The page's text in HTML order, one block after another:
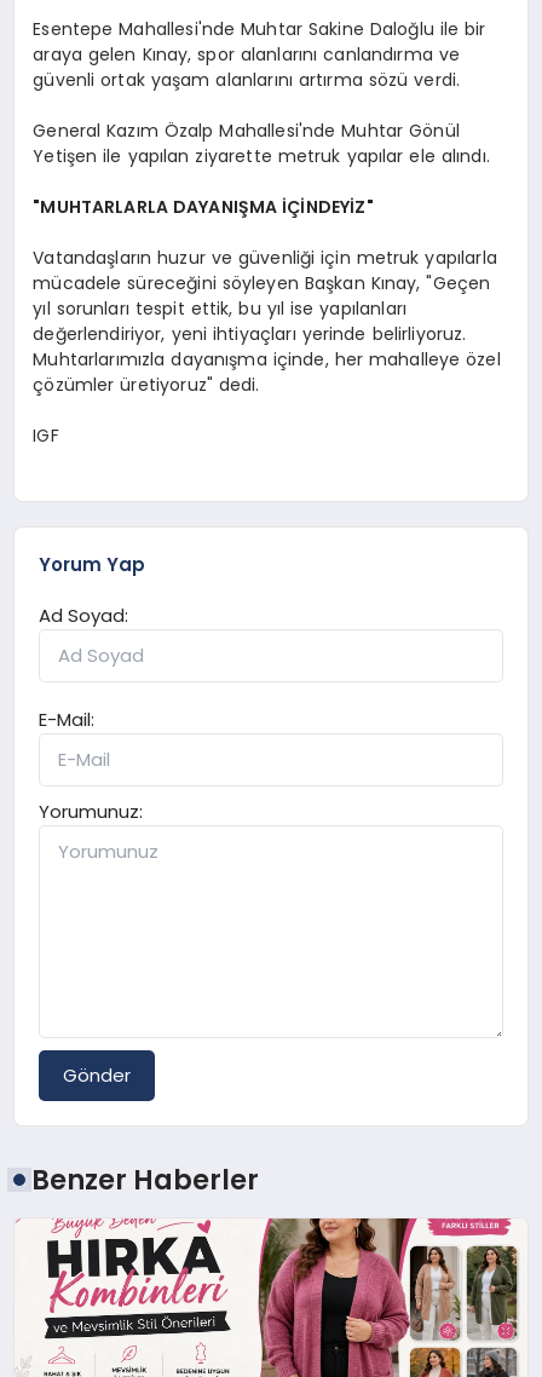
Esentepe Mahallesi'nde Muhtar Sakine Daloğlu ile bir
araya gelen Kınay, spor alanlarını canlandırma ve
güvenli ortak yaşam alanlarını artırma sözü verdi.
General Kazım Özalp Mahallesi'nde Muhtar Gönül
Yetişen ile yapılan ziyarette metruk yapılar ele alındı.
"MUHTARLARLA DAYANIŞMA İÇİNDEYİZ"
Vatandaşların huzur ve güvenliği için metruk yapılarla
mücadele süreceğini söyleyen Başkan Kınay, "Geçen
yıl sorunları tespit ettik, bu yıl ise yapılanları
değerlendiriyor, yeni ihtiyaçları yerinde belirliyoruz.
Muhtarlarımızla dayanışma içinde, her mahalleye özel
çözümler üretiyoruz" dedi.
IGF
Yorum Yap
Ad Soyad:
E-Mail:
Yorumunuz:
Gönder
Benzer Haberler